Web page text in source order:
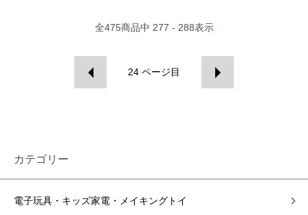
全475商品中 277 - 288表示
24 ページ目
カテゴリー
電子玩具・キッズ家電・メイキングトイ